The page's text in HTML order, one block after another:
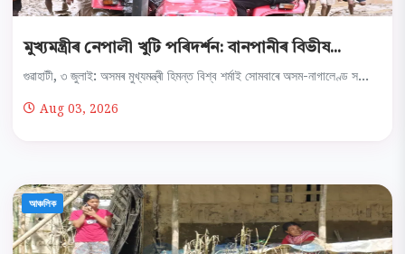
মুখ্যমন্ত্ৰীৰ নেপালী খুটি পৰিদৰ্শন: বানপানীৰ বিভীষ...
গুৱাহাটী, ৩ জুলাই: অসমৰ মুখ্যমন্ত্ৰী হিমন্ত বিশ্ব শৰ্মাই সোমবাৰে অসম-নাগালেণ্ড স...
Aug 03, 2026
আঞ্চলিক